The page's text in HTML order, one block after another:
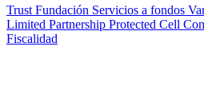
Trust Fundación Servicios a fondos
Limited Partnership Protected Cell
Fiscalidad